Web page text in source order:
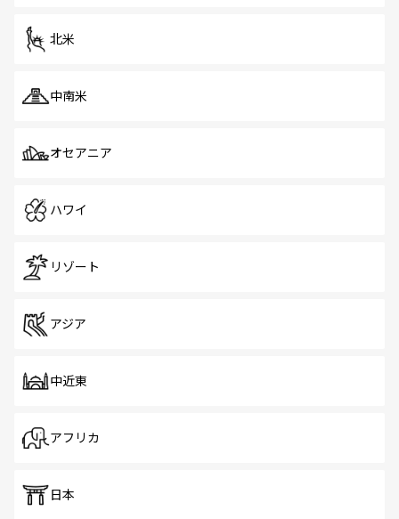
北米
中南米
オセアニア
ハワイ
リゾート
アジア
中近東
アフリカ
日本